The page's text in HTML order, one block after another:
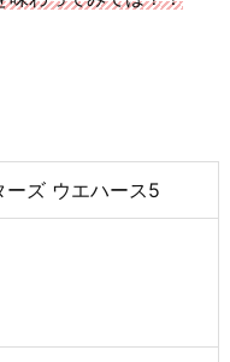
ーズ ウエハース5